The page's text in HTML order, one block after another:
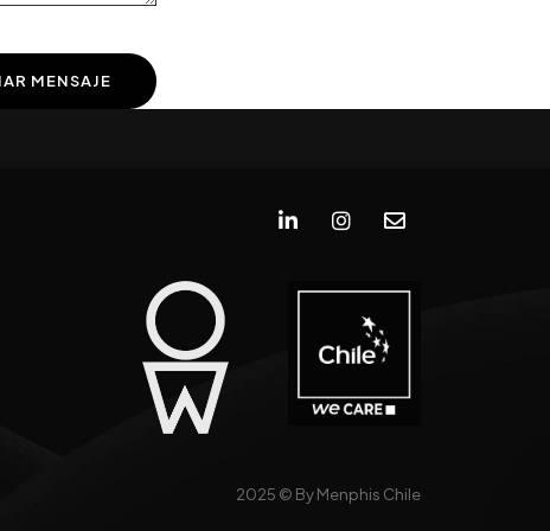
2025 © By Menphis Chile